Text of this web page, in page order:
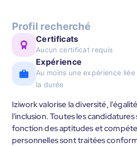
Profil recherché
Certificats
Aucun certificat requis
Expérience
Au moins une expérience
la durée
Iziwork valorise la diversité,
l'inclusion. Toutes les
fonction des aptitudes et
personnelles sont traitées